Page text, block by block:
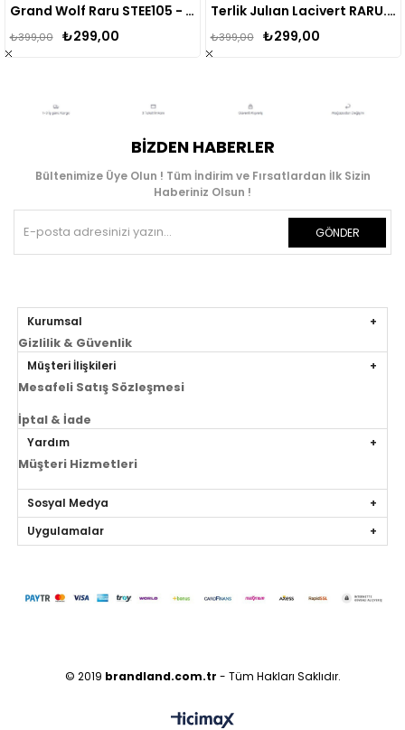
Grand Wolf Raru STEE105 - Unisex Jora Terlik
₺299,00
Terlik Julıan Lacivert RARU.RSTE101
₺299,00
₺399,00
BIZDEN HABERLER
Bültenimize Üye Olun ! Tüm İndirim ve Fırsatlardan İlk Sizin
Haberiniz Olsun !
GÖNDER
Kurumsal
Gizlilik & Güvenlik
Müşteri İlişkileri
Mesafeli Satış Sözleşmesi
İptal & İade
Yardım
Müşteri Hizmetleri
Sosyal Medya
Uygulamalar
© 2019 brandland.com.tr - Tüm Hakları Saklıdır.